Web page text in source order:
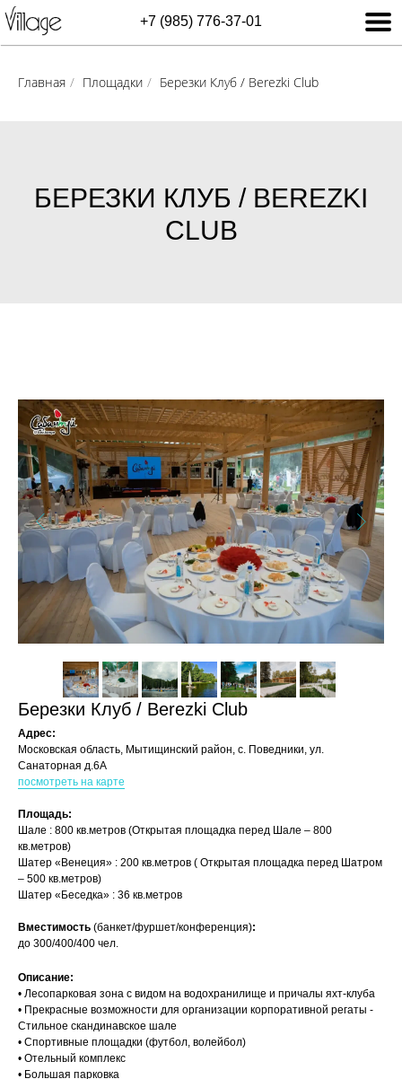
+7 (985) 776-37-01
Главная / Площадки / Березки Клуб / Berezki Club
БЕРЕЗКИ КЛУБ / BEREZKI
CLUB
Березки Клуб / Berezki Club
Адрес:
Московская область, Мытищинский район, с. Поведники, ул.
Санаторная д.6A
посмотреть на карте
Площадь:
Шале : 800 кв.метров (Открытая площадка перед Шале – 800
кв.метров)
Шатер «Венеция» : 200 кв.метров ( Открытая площадка перед Шатром
– 500 кв.метров)
Шатер «Беседка» : 36 кв.метров
Вместимость (банкет/фуршет/конференция):
до 300/400/400 чел.
Описание:
• Лесопарковая зона с видом на водохранилище и причалы яхт-клуба
• Прекрасные возможности для организации корпоративной регаты -
Стильное скандинавское шале
• Спортивные площадки (футбол, волейбол)
• Отельный комплекс
• Большая парковка